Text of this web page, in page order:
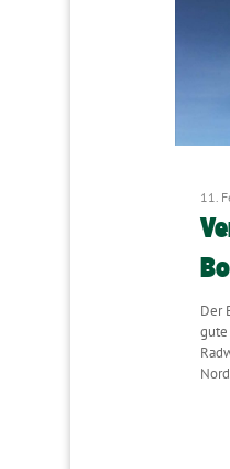
11.
Der